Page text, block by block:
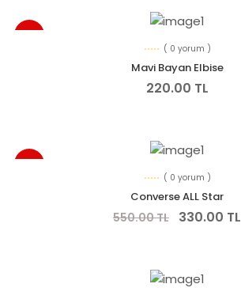
( 0 yorum )
Mavi Bayan Elbise
220.00 TL
( 0 yorum )
Converse ALL Star
550.00 TL 330.00 TL